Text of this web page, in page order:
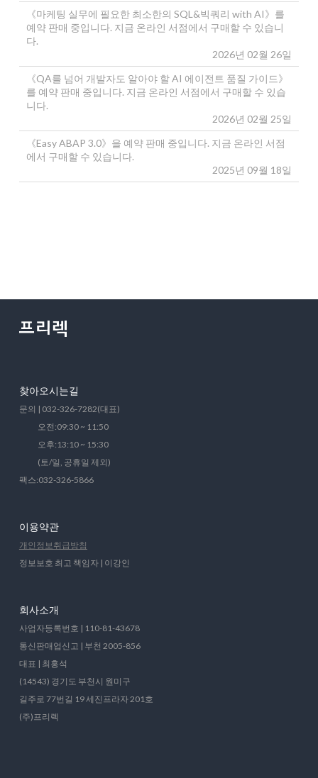
《마케팅 실무에 필요한 최소한의 SQL&빅쿼리 with AI》를
예약 판매 중입니다. 지금 온라인 서점에서 구매할 수 있습니
다.
2026년 02월 26일
《QA를 넘어 개발자도 알아야 할 AI 에이전트 품질 가이드》
를 예약 판매 중입니다. 지금 온라인 서점에서 구매할 수 있습
니다.
2026년 02월 25일
《Easy ABAP 3.0》을 예약 판매 중입니다. 지금 온라인 서점
에서 구매할 수 있습니다.
2025년 09월 18일
찾아오시는길
문의 | 032-326-7282(대표)
오전:09:30 ~ 11:50
오후:13:10 ~ 15:30
(토/일, 공휴일 제외)
팩스:032-326-5866
이용약관
개인정보취급방침
정보보호 최고 책임자 | 이강인
회사소개
사업자등록번호 | 110-81-43678
통신판매업신고 | 부천 2005-856
대표 | 최홍석
(14543) 경기도 부천시 원미구
길주로 77번길 19 세진프라자 201호
(주)프리렉